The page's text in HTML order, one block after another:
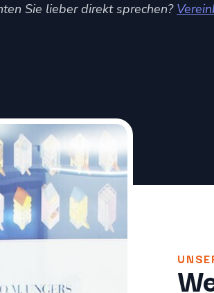
Sie lieber direkt sprechen?